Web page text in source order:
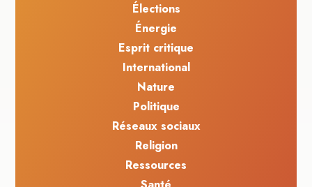
Élections
Énergie
Esprit critique
International
Nature
Politique
Réseaux sociaux
Religion
Ressources